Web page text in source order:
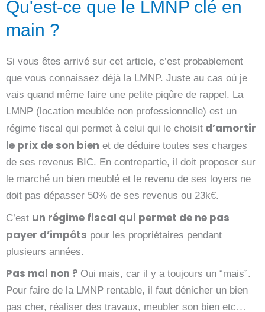
Qu'est-ce que le LMNP clé en
main ?
Si vous êtes arrivé sur cet article, c’est probablement
que vous connaissez déjà la LMNP. Juste au cas où je
vais quand même faire une petite piqûre de rappel. La
LMNP (location meublée non professionnelle) est un
régime fiscal qui permet à celui qui le choisit d’amortir
le prix de son bien et de déduire toutes ses charges
de ses revenus BIC. En contrepartie, il doit proposer sur
le marché un bien meublé et le revenu de ses loyers ne
doit pas dépasser 50% de ses revenus ou 23k€.
C’est un régime fiscal qui permet de ne pas
payer d’impôts pour les propriétaires pendant
plusieurs années.
Pas mal non ? Oui mais, car il y a toujours un “mais”.
Pour faire de la LMNP rentable, il faut dénicher un bien
pas cher, réaliser des travaux, meubler son bien etc…